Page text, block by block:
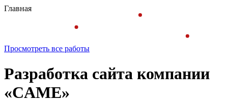
Главная
Просмотреть все работы
Разработка сайта компании
«CAME»